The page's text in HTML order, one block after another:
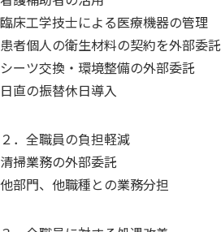
臨床工学技士による医療機器の管理
患者個人の衛生材料の契約を外部委託
シーツ交換・環境整備の外部委託
日直の振替休日導入
２．全職員の負担軽減
清掃業務の外部委託
他部門、他職種との業務分担